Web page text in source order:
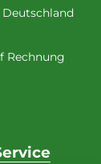
Deutschland
Rechnung